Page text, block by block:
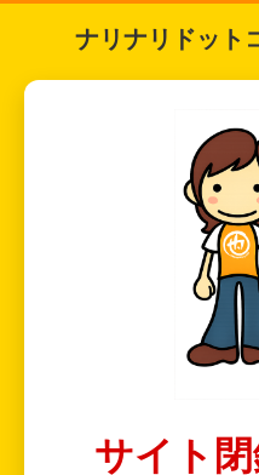
ナリナリドット
サイト